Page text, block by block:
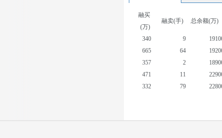
融买
(万)
融卖(手) 总余额(万)
340 9
665
64
357
2
471
11
332
79
1199
89